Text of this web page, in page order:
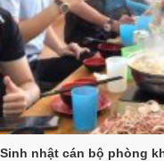
Sinh nhật cán bộ phòng